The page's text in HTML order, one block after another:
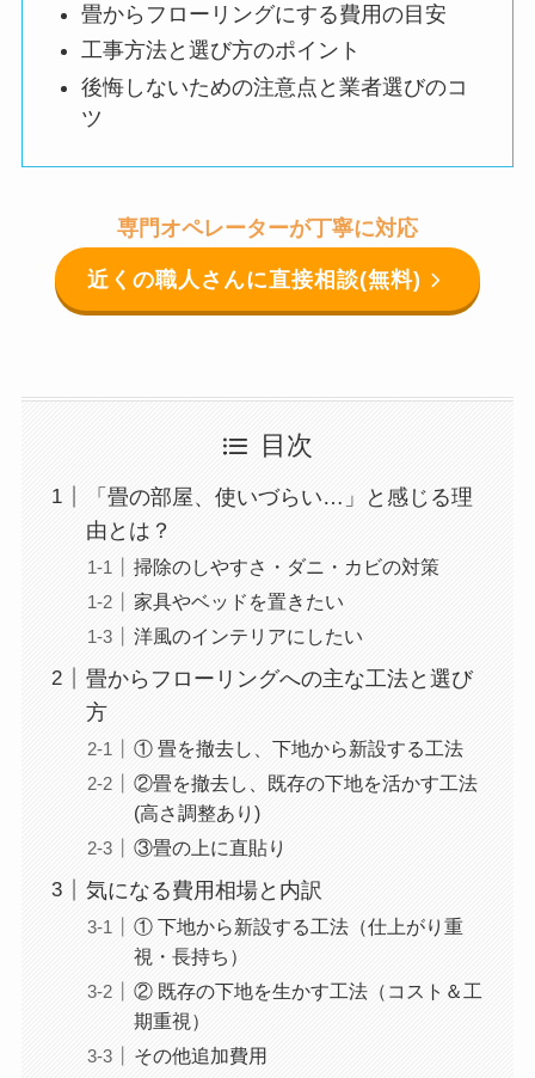
畳からフローリングにする費用の目安
工事方法と選び方のポイント
後悔しないための注意点と業者選びのコ
ツ
専門オペレーターが丁寧に対応
近くの職人さんに直接相談(無料)
目次
「畳の部屋、使いづらい…」と感じる理
由とは？
掃除のしやすさ・ダニ・カビの対策
家具やベッドを置きたい
洋風のインテリアにしたい
畳からフローリングへの主な工法と選び
方
① 畳を撤去し、下地から新設する工法
②畳を撤去し、既存の下地を活かす工法
(高さ調整あり)
③畳の上に直貼り
気になる費用相場と内訳
① 下地から新設する工法（仕上がり重
視・長持ち）
② 既存の下地を生かす工法（コスト＆工
期重視）
その他追加費用